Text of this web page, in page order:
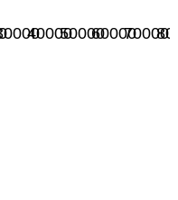
40000500006000070000